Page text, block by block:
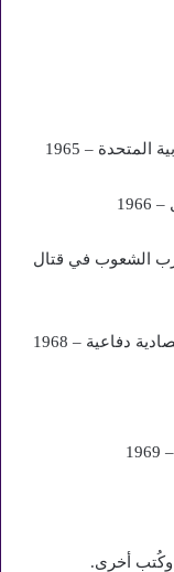
– 1965
الشعوب في قتال
دفاعية – 1968
وكُتب أخرى.